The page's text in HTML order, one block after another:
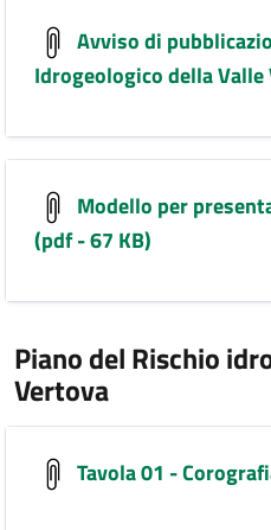
Avviso di
Idrogeologico della
Modello per
(pdf - 67 KB)
Piano del Rischio
Vertova
Tavola 01 -